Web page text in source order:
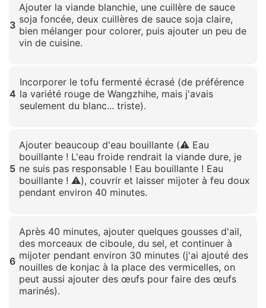
3
Ajouter la viande blanchie, une cuillère de sauce
soja foncée, deux cuillères de sauce soja claire,
bien mélanger pour colorer, puis ajouter un peu de
vin de cuisine.
4
Incorporer le tofu fermenté écrasé (de préférence
la variété rouge de Wangzhihe, mais j'avais
seulement du blanc... triste).
5
Ajouter beaucoup d'eau bouillante (⚠️ Eau
bouillante ! L'eau froide rendrait la viande dure, je
ne suis pas responsable ! Eau bouillante ! Eau
bouillante ! ⚠️), couvrir et laisser mijoter à feu doux
pendant environ 40 minutes.
6
Après 40 minutes, ajouter quelques gousses d'ail,
des morceaux de ciboule, du sel, et continuer à
mijoter pendant environ 30 minutes (j'ai ajouté des
nouilles de konjac à la place des vermicelles, on
peut aussi ajouter des œufs pour faire des œufs
marinés).